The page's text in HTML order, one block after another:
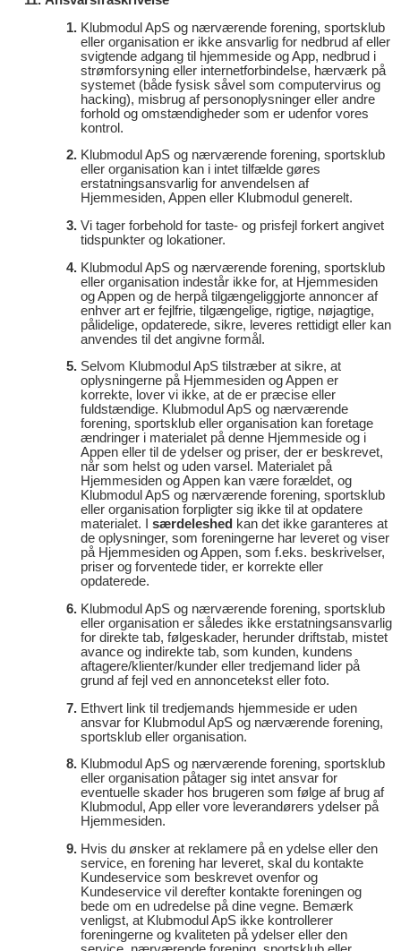
Klubmodul ApS og nærværende forening, sportsklub
eller organisation er ikke ansvarlig for nedbrud af eller
svigtende adgang til hjemmeside og App, nedbrud i
strømforsyning eller internetforbindelse, hærværk på
systemet (både fysisk såvel som computervirus og
hacking), misbrug af personoplysninger eller andre
forhold og omstændigheder som er udenfor vores
kontrol.
Klubmodul ApS og nærværende forening, sportsklub
eller organisation kan i intet tilfælde gøres
erstatningsansvarlig for anvendelsen af
Hjemmesiden, Appen eller Klubmodul generelt.
Vi tager forbehold for taste- og prisfejl forkert angivet
tidspunkter og lokationer.
Klubmodul ApS og nærværende forening, sportsklub
eller organisation indestår ikke for, at Hjemmesiden
og Appen og de herpå tilgængeliggjorte annoncer af
enhver art er fejlfrie, tilgængelige, rigtige, nøjagtige,
pålidelige, opdaterede, sikre, leveres rettidigt eller kan
anvendes til det angivne formål.
Selvom Klubmodul ApS tilstræber at sikre, at
oplysningerne på Hjemmesiden og Appen er
korrekte, lover vi ikke, at de er præcise eller
fuldstændige. Klubmodul ApS og nærværende
forening, sportsklub eller organisation kan foretage
ændringer i materialet på denne Hjemmeside og i
Appen eller til de ydelser og priser, der er beskrevet,
når som helst og uden varsel. Materialet på
Hjemmesiden og Appen kan være forældet, og
Klubmodul ApS og nærværende forening, sportsklub
eller organisation forpligter sig ikke til at opdatere
materialet. I særdeleshed kan det ikke garanteres at
de oplysninger, som foreningerne har leveret og viser
på Hjemmesiden og Appen, som f.eks. beskrivelser,
priser og forventede tider, er korrekte eller
opdaterede.
Klubmodul ApS og nærværende forening, sportsklub
eller organisation er således ikke erstatningsansvarlig
for direkte tab, følgeskader, herunder driftstab, mistet
avance og indirekte tab, som kunden, kundens
aftagere/klienter/kunder eller tredjemand lider på
grund af fejl ved en annoncetekst eller foto.
Ethvert link til tredjemands hjemmeside er uden
ansvar for Klubmodul ApS og nærværende forening,
sportsklub eller organisation.
Klubmodul ApS og nærværende forening, sportsklub
eller organisation påtager sig intet ansvar for
eventuelle skader hos brugeren som følge af brug af
Klubmodul, App eller vore leverandørers ydelser på
Hjemmesiden.
Hvis du ønsker at reklamere på en ydelse eller den
service, en forening har leveret, skal du kontakte
Kundeservice som beskrevet ovenfor og
Kundeservice vil derefter kontakte foreningen og
bede om en udredelse på dine vegne. Bemærk
venligst, at Klubmodul ApS ikke kontrollerer
foreningerne og kvaliteten på ydelser eller den